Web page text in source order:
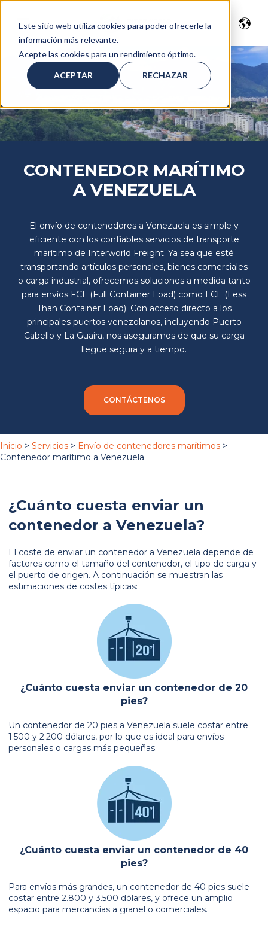
Este sitio web utiliza cookies para poder ofrecerle la
información más relevante.
Acepte las cookies para un rendimiento óptimo.
ACEPTAR RECHAZAR
CONTENEDOR MARÍTIMO
A VENEZUELA
El envío de contenedores a Venezuela es simple y
eficiente con los confiables servicios de transporte
marítimo de Interworld Freight. Ya sea que esté
transportando artículos personales, bienes comerciales
o carga industrial, ofrecemos soluciones a medida tanto
para envíos FCL (Full Container Load) como LCL (Less
Than Container Load). Con acceso directo a los
principales puertos venezolanos, incluyendo Puerto
Cabello y La Guaira, nos aseguramos de que su carga
llegue segura y a tiempo.
CONTÁCTENOS
Inicio > Servicios > Envío de contenedores marítimos >
Contenedor marítimo a Venezuela
¿Cuánto cuesta enviar un
contenedor a Venezuela?
El coste de enviar un contenedor a Venezuela depende de
factores como el tamaño del contenedor, el tipo de carga y
el puerto de origen. A continuación se muestran las
estimaciones de costes típicas:
¿Cuánto cuesta enviar un contenedor de 20
pies?
Un contenedor de 20 pies a Venezuela suele costar entre
1.500 y 2.200 dólares, por lo que es ideal para envíos
personales o cargas más pequeñas.
¿Cuánto cuesta enviar un contenedor de 40
pies?
Para envíos más grandes, un contenedor de 40 pies suele
costar entre 2.800 y 3.500 dólares, y ofrece un amplio
espacio para mercancías a granel o comerciales.